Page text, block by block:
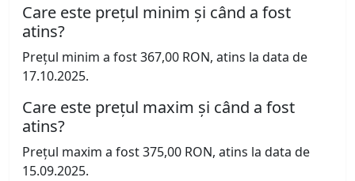
Care este prețul minim și când a fost
atins?
Prețul minim a fost 367,00 RON, atins la data de
17.10.2025.
Care este prețul maxim și când a fost
atins?
Prețul maxim a fost 375,00 RON, atins la data de
15.09.2025.